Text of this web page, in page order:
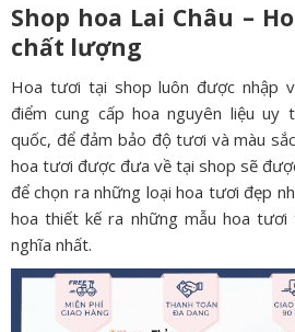
Shop hoa Lai Châu –
chất lượng
Hoa tươi tại shop luôn được nhập
điểm cung cấp hoa nguyên liệu
quốc, để đảm bảo độ tươi và màu
hoa tươi được đưa về tại shop sẽ
để chọn ra những loại hoa tươi đẹp
hoa thiết kế ra những mẫu hoa
nghĩa nhất.